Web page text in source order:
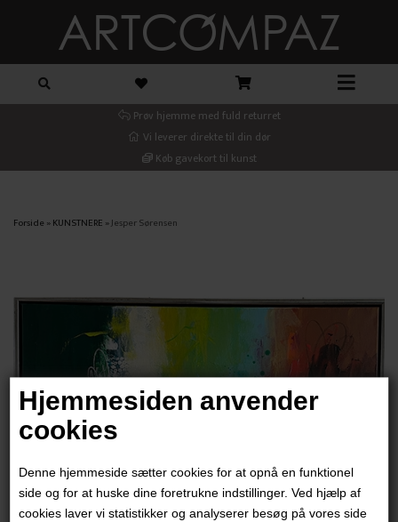
Hjemmesiden anvender
cookies
Denne hjemmeside sætter cookies for at opnå en funktionel
side og for at huske dine foretrukne indstillinger. Ved hjælp af
cookies laver vi statistikker og analyserer besøg på vores side
Prøv hjemme med fuld returret
Vi leverer direkte til din dør
Køb gavekort til kunst
Forside »KUNSTNERE »Jesper Sørensen